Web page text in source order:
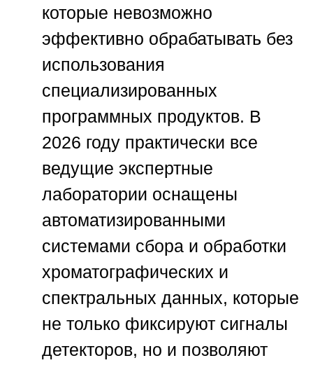
которые невозможно
эффективно обрабатывать без
использования
специализированных
программных продуктов. В
2026 году практически все
ведущие экспертные
лаборатории оснащены
автоматизированными
системами сбора и обработки
хроматографических и
спектральных данных, которые
не только фиксируют сигналы
детекторов, но и позволяют